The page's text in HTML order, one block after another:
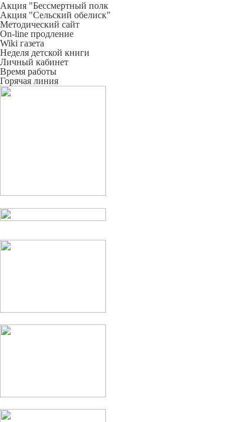
Акция "Бессмертный полк
Акция "Сельский обелиск"
Методический сайт
On-line продление
Wiki газета
Неделя детской книги
Личный кабинет
Время работы
Горячая линия